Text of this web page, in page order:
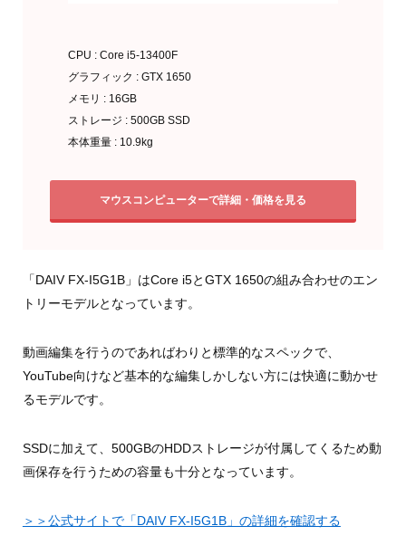
CPU : Core i5-13400F
グラフィック : GTX 1650
メモリ : 16GB
ストレージ : 500GB SSD
本体重量 : 10.9kg
マウスコンピューターで詳細・価格を見る
「DAIV FX-I5G1B」はCore i5とGTX 1650の組み合わせのエン
トリーモデルとなっています。
動画編集を行うのであればわりと標準的なスペックで、
YouTube向けなど基本的な編集しかしない方には快適に動かせ
るモデルです。
SSDに加えて、500GBのHDDストレージが付属してくるため動
画保存を行うための容量も十分となっています。
＞＞公式サイトで「DAIV FX-I5G1B」の詳細を確認する